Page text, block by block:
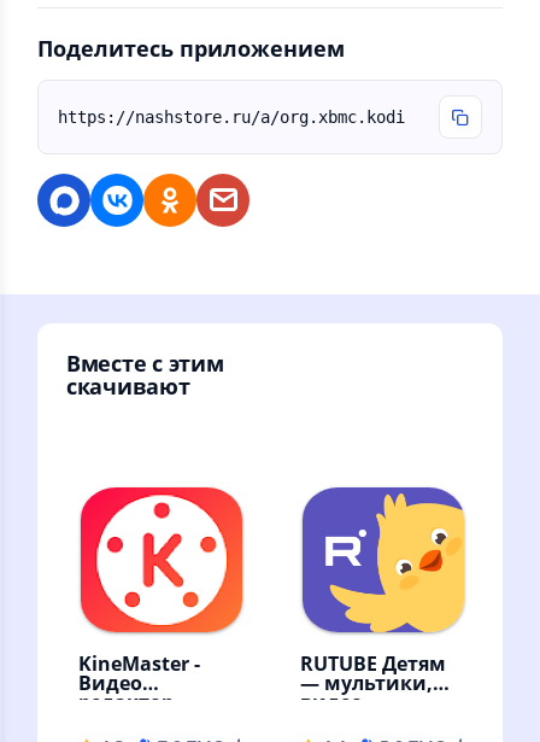
Поделитесь приложением
https://nashstore.ru/a/org.xbmc.kodi
Вместе с этим
скачивают
KineMaster -
Видео
редактор
RUTUBE Детям
— мультики,
видео